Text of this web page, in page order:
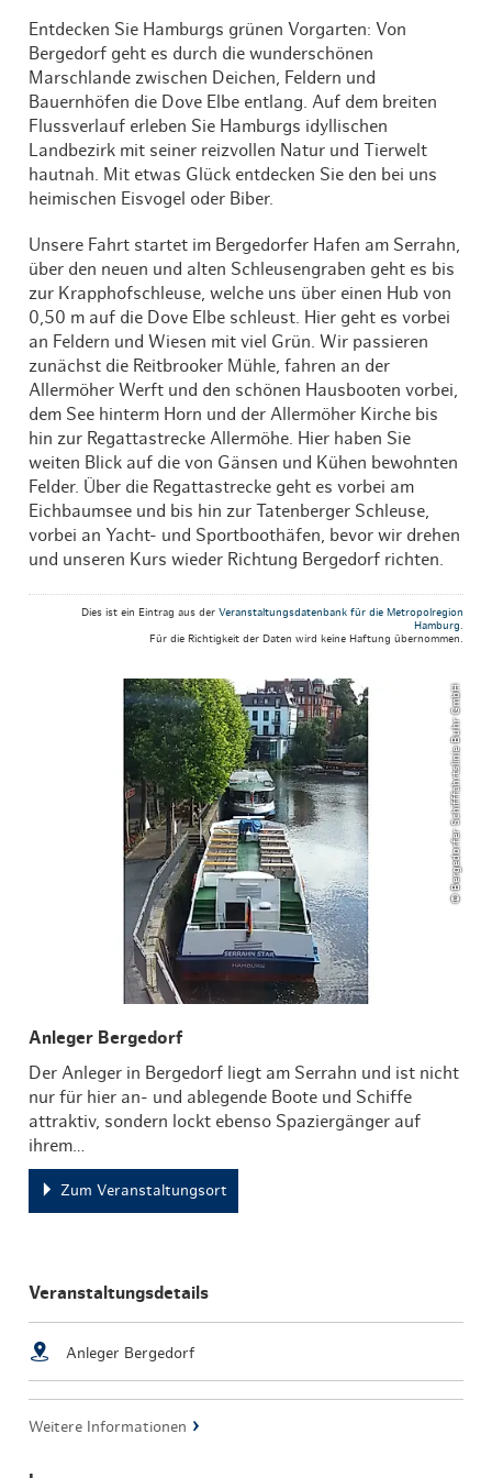
Entdecken Sie Hamburgs grünen Vorgarten: Von
Bergedorf geht es durch die wunderschönen
Marschlande zwischen Deichen, Feldern und
Bauernhöfen die Dove Elbe entlang. Auf dem breiten
Flussverlauf erleben Sie Hamburgs idyllischen
Landbezirk mit seiner reizvollen Natur und Tierwelt
hautnah. Mit etwas Glück entdecken Sie den bei uns
heimischen Eisvogel oder Biber.
Unsere Fahrt startet im Bergedorfer Hafen am Serrahn,
über den neuen und alten Schleusengraben geht es bis
zur Krapphofschleuse, welche uns über einen Hub von
0,50 m auf die Dove Elbe schleust. Hier geht es vorbei
an Feldern und Wiesen mit viel Grün. Wir passieren
zunächst die Reitbrooker Mühle, fahren an der
Allermöher Werft und den schönen Hausbooten vorbei,
dem See hinterm Horn und der Allermöher Kirche bis
hin zur Regattastrecke Allermöhe. Hier haben Sie
weiten Blick auf die von Gänsen und Kühen bewohnten
Felder. Über die Regattastrecke geht es vorbei am
Eichbaumsee und bis hin zur Tatenberger Schleuse,
vorbei an Yacht- und Sportboothäfen, bevor wir drehen
und unseren Kurs wieder Richtung Bergedorf richten.
Dies ist ein Eintrag aus der Veranstaltungsdatenbank für die Metropolregion
Hamburg.
Für die Richtigkeit der Daten wird keine Haftung übernommen.
© Bergedorfer Schifffahrtslinie Buhr GmbH
Anleger Bergedorf
Der Anleger in Bergedorf liegt am Serrahn und ist nicht
nur für hier an- und ablegende Boote und Schiffe
attraktiv, sondern lockt ebenso Spaziergänger auf
ihrem…
Zum Veranstaltungsort
Veranstaltungsdetails
Anleger Bergedorf
Weitere Informationen